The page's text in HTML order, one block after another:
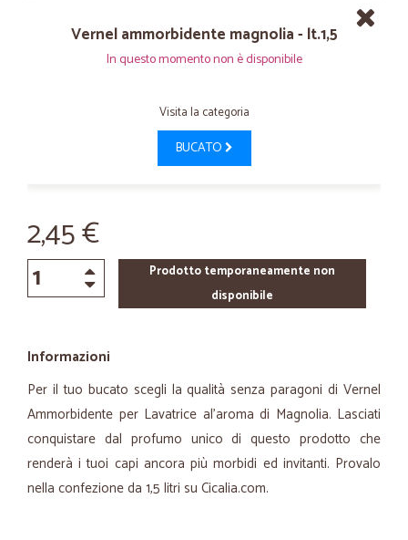
Vernel ammorbidente magnolia - lt.1,5
In questo momento non è disponibile
Visita la categoria
BUCATO
2,45 €
Prodotto temporaneamente non
disponibile
Informazioni
Per il tuo bucato scegli la qualità senza paragoni di Vernel
Ammorbidente per Lavatrice al'aroma di Magnolia. Lasciati
conquistare dal profumo unico di questo prodotto che
renderà i tuoi capi ancora più morbidi ed invitanti. Provalo
nella confezione da 1,5 litri su Cicalia.com.